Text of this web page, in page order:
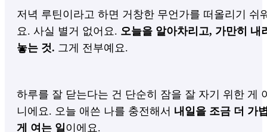
저녁 루틴이라고 하면 거창한 무언가를 떠올리기 쉬
요. 사실 별거 없어요. 오늘을 알아차리고, 가만히 내
놓는 것. 그게 전부예요.
하루를 잘 닫는다는 건 단순히 잠을 잘 자기 위한 게
니에요. 오늘 애쓴 나를 충전해서 내일을 조금 더 가
게 여는 일 이에요.